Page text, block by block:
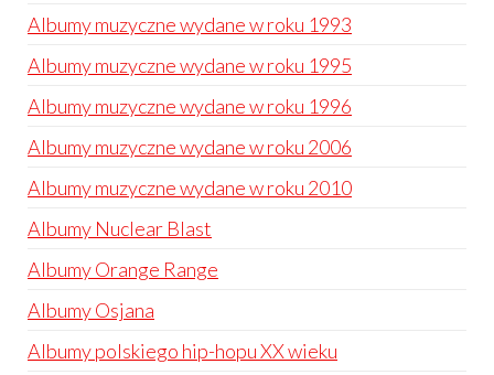
Albumy muzyczne wydane w roku 1993
Albumy muzyczne wydane w roku 1995
Albumy muzyczne wydane w roku 1996
Albumy muzyczne wydane w roku 2006
Albumy muzyczne wydane w roku 2010
Albumy Nuclear Blast
Albumy Orange Range
Albumy Osjana
Albumy polskiego hip-hopu XX wieku